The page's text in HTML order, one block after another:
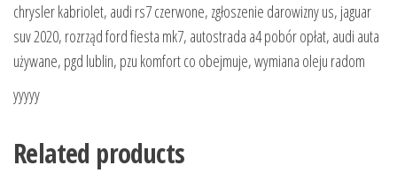
chrysler kabriolet, audi rs7 czerwone, zgłoszenie darowizny us, jaguar
suv 2020, rozrząd ford fiesta mk7, autostrada a4 pobór opłat, audi auta
używane, pgd lublin, pzu komfort co obejmuje, wymiana oleju radom
yyyyy
Related products